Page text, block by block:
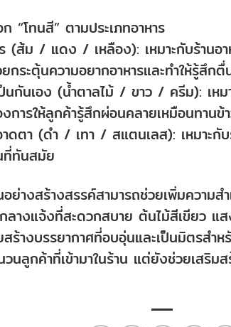
“โทนสี” ตามประเภทอาหาร
(ส้ม / แดง / เหลือง): เหมาะกับร้านอ
ระตุ้นความอยากอาหารและทำให้รู้สึก
นกันเอง (น้ำตาลไม้ / ขาว / ครีม): เหม
การให้ลูกค้ารู้สึกผ่อนคลายเหมือนทานข้
าดตา (ดำ / เทา / สแตนเลส): เหมาะกั
ที่ทันสมัย
ย่างสร้างสรรค์สามารถช่วยเพิ่มความส
างแจ้งที่สะดวกสบาย ต้นไม้สีเขียว แ
สร้างบรรยากาศที่อบอุ่นและเป็นมิตรสำ
วนลูกค้าที่เข้ามาในร้าน แต่ยังช่วยเสริ